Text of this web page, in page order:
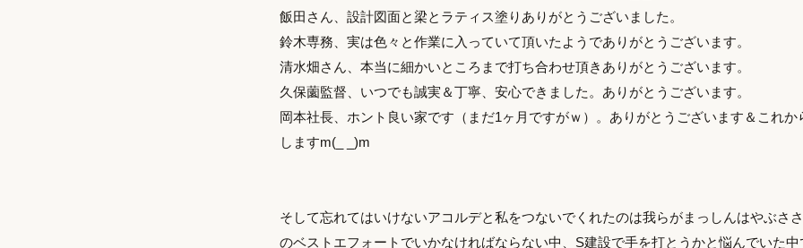
飯田さん、設計図面と梁とラティス塗りありがとうございました。
鈴木専務、実は色々と作業に入っていて頂いたようでありがとうございます。
清水畑さん、本当に細かいところまで打ち合わせ頂きありがとうございます。
久保薗監督、いつでも誠実＆丁寧、安心できました。ありがとうございます。
岡本社長、ホント良い家です（まだ1ヶ月ですがｗ）。ありがとうございます＆これ
しますm(_ _)m
そして忘れてはいけないアコルデと私をつないでくれたのは我らがまっしんはやぶさ
のベストエフォートでいかなければならない中、S建設で手を打とうかと悩んでいた